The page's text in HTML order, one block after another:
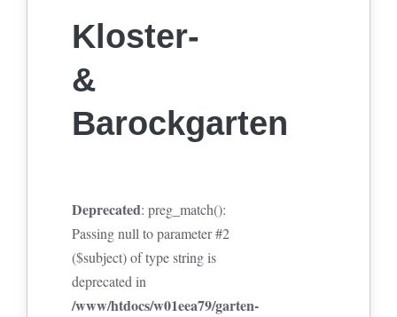
Kloster-
&
Barockgarten
Deprecated: preg_match():
Passing null to parameter #2
($subject) of type string is
deprecated in
/www/htdocs/w01eea79/garten-